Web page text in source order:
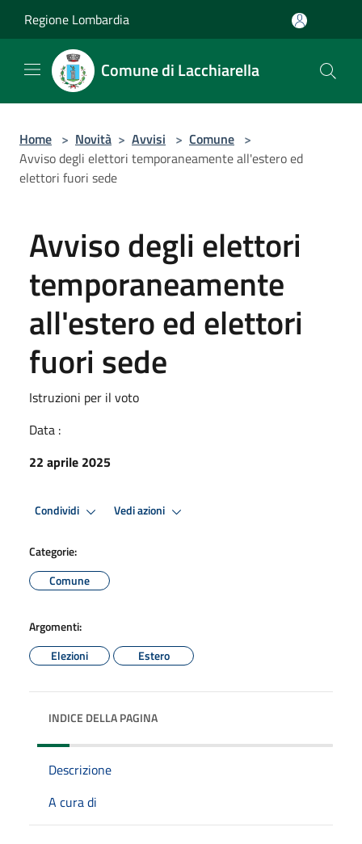
Regione Lombardia
Comune di Lacchiarella
Home > Novità > Avvisi > Comune >
Avviso degli elettori temporaneamente all'estero ed
elettori fuori sede
Avviso degli elettori
temporaneamente
all'estero ed elettori
fuori sede
Istruzioni per il voto
Data :
22 aprile 2025
Condividi Vedi azioni
Categorie:
Comune
Argomenti:
Elezioni
Estero
INDICE DELLA PAGINA
Descrizione
A cura di